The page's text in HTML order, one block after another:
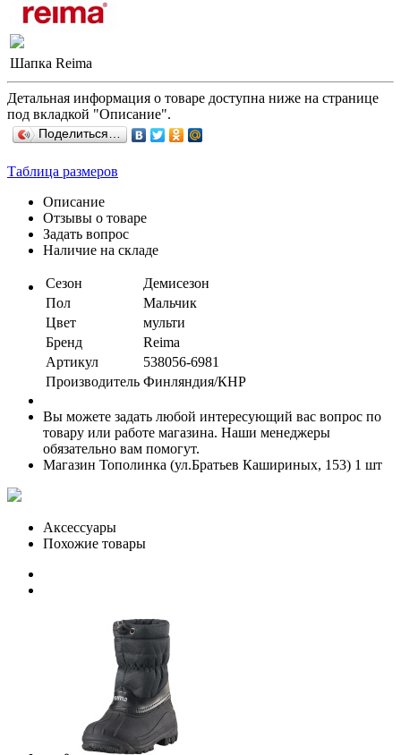
Шапка Reima
Детальная информация о товаре доступна ниже на странице
под вкладкой "Описание".
Поделиться…
Таблица размеров
Описание
Отзывы о товаре
Задать вопрос
Наличие на складе
Сезон
Демисезон
Пол
Мальчик
Цвет
мульти
Бренд
Reima
Артикул
538056-6981
Производитель Финляндия/КНР
Вы можете задать любой интересующий вас вопрос по
товару или работе магазина. Наши менеджеры
обязательно вам помогут.
Магазин Тополинка (ул.Братьев Кашириных, 153) 1 шт
Аксессуары
Похожие товары